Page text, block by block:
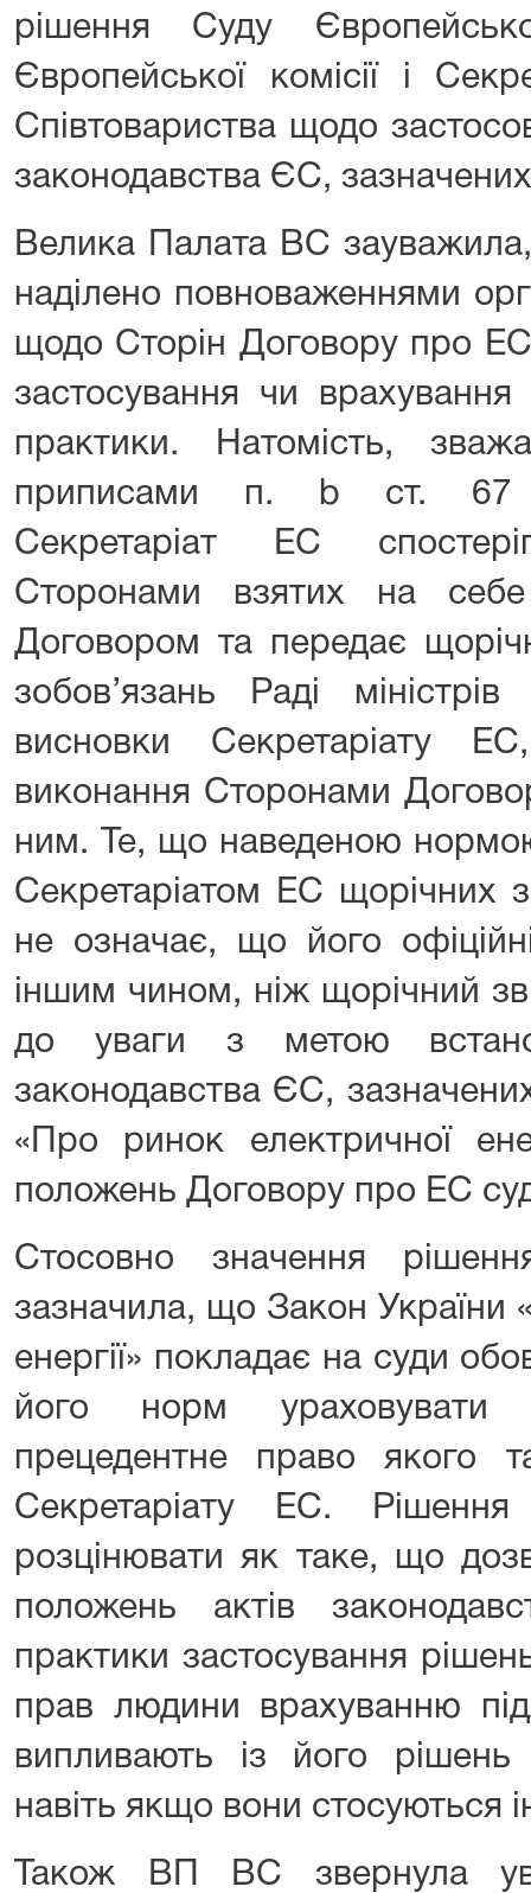
рішення Суду
Європейської комісії і
Співтовариства щодо
законодавства ЄС, зазначених
Велика Палата ВС
наділено повноваженнями
щодо Сторін Договору про
застосування чи врахування
практики. Натомість,
приписами п. b ст. 67
Секретаріат ЕС
Сторонами взятих на
Договором та передає
зобов’язань Раді
висновки Секретаріату
виконання Сторонами
ним. Те, що наведеною
Секретаріатом ЕС щорічних
не означає, що його
іншим чином, ніж щорічний
до уваги з метою
законодавства ЄС,
«Про ринок електричної
положень Договору про ЕС
Стосовно значення
зазначила, що Закон України
енергії» покладає на суди
його норм
прецедентне право якого
Секретаріату ЕС.
розцінювати як таке, що
положень актів
практики застосування
прав людини врахуванню
випливають із його
навіть якщо вони стосуються
Також ВП ВС звернула